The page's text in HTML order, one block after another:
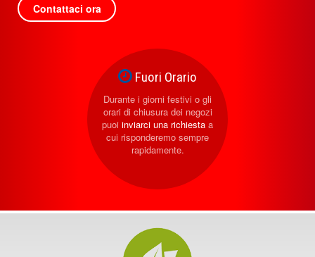
Contattaci ora
Fuori Orario
Durante i giorni festivi o gli
orari di chiusura dei negozi
puoi inviarci una richiesta a
cui risponderemo sempre
rapidamente.